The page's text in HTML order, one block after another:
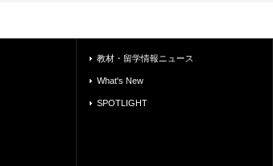
教材・留学情報ニュース
What's New
SPOTLIGHT